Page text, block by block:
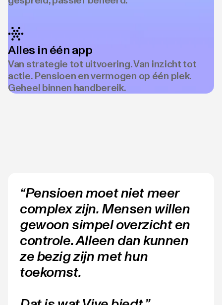
Alles in één app
Van strategie tot uitvoering. Van inzicht tot
actie. Pensioen en vermogen op één plek.
Geheel binnen handbereik.
“Pensioen moet niet meer
complex zijn. Mensen willen
gewoon simpel overzicht en
controle. Alleen dan kunnen
ze bezig zijn met hun
toekomst.